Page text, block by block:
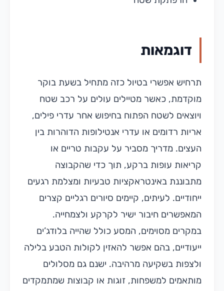
דוגמאות
תרחיש אפשרי בטיול כזה מתחיל בשעת בוקר
מוקדמת, כאשר מטיילים עולים על רכב שטח
ויוצאים לשטח הפתוח בחיפוש אחר עדרי פילים,
אריות רדומים או עדרי אנטילופות הדוהרות בין
העצים. מדריך מסביר על עקבות טריים או
קריאות עופות ברקע, תוך כדי שהקבוצה
מתבוננת באינטראקציות טבעיות ומצלמת רגעים
ייחודיים. לעיתים, קיימים סיורים רגליים קצרים
המאפשרים חיבור ישיר לקרקע ולצמחייה.
במקרים מסוימים, המסע כולל שהייה בלודג’ים
ייעודיים, בהם אפשר להאזין לקולות הטבע בלילה
ולצפות בשקיעה מרהיבה. ישנם גם מסלולים
מותאמים למשפחות, זוגות או קבוצות שמתמקדים